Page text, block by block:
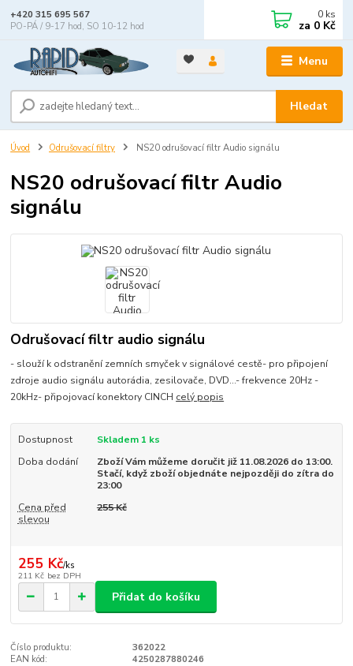
Menu
Hledat
+420 315 695 567
PO-PÁ / 9-17 hod, SO 10-12 hod
0 ks
za 0 Kč
Úvod Odrušovací filtry NS20 odrušovací filtr Audio signálu
NS20 odrušovací filtr Audio
signálu
Odrušovací filtr audio signálu
- slouží k odstranění zemních smyček v signálové cestě- pro připojení
zdroje audio signálu autorádia, zesilovače, DVD...- frekvence 20Hz -
20kHz- připojovací konektory CINCH celý popis
Dostupnost
Skladem 1 ks
Doba dodání
Zboží Vám můžeme doručit již 11.08.2026 do 13:00.
Stačí, když zboží objednáte nejpozději do zítra do
23:00
Cena před
slevou
255 Kč
255 Kč/ks
211 Kč bez DPH
Přidat do košíku
Číslo produktu:
362022
EAN kód:
4250287880246